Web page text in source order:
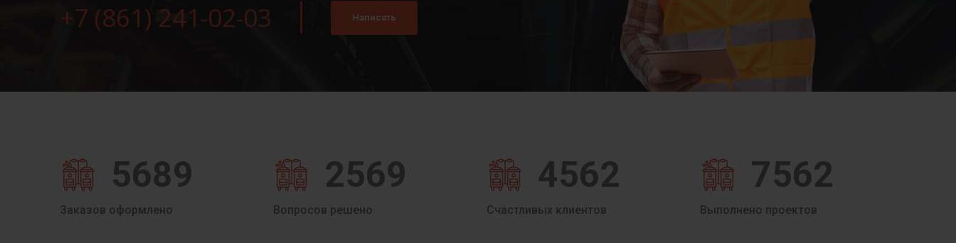
+7 (861) 241-02-03 Написать
5689
Заказов оформлено
2569
Вопросов решено
4562
Счастливых клиентов
7562
Выполнено проектов